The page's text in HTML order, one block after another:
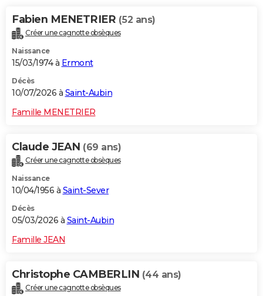
Alimentation
Guide de la santé
Maladies
Médicaments
Sommeil
VOYAGE
Destinations
City break
Voyage nature
Voyage de noces
Forum
Climat
+PHOTO
GUIDES D'ACHAT
BONS PLANS
CARTE DE VOEUX
Dictionnaire
Biographies
Citations
Expressions
Proverbes
PROGRAMME TV
COPAINS D'AVANT
S'inscrire
Se connecter
Lycées
Collèges
Primaires
Universités
Entreprises
Service militaire
Avis de recherche
AVIS DE DÉCÈS
Fabien MENETRIER (52 ans)
Créer une cagnotte obsèques
Naissance
15/03/1974 à Ermont
Décès
10/07/2026 à Saint-Aubin
Famille MENETRIER
Claude JEAN (69 ans)
Créer une cagnotte obsèques
Naissance
10/04/1956 à Saint-Sever
Décès
05/03/2026 à Saint-Aubin
Famille JEAN
Christophe CAMBERLIN (44 ans)
Créer une cagnotte obsèques